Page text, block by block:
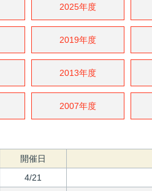
2025年度
2019年度
2013年度
2007年度
開催日
4/21